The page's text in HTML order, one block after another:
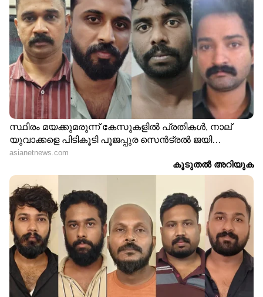
പിന്നീട് രാഷ്ട്രീയ ജീവിതത്തിലും കളിയും
രാഷ്ട്രീയവും ഇടകലർന്നു. 1960-61ലെ
തണുപ്പുകാലത്ത് പാക് ക്രിക്കറ്റ് ടീം ടെസ്റ്റ്
സീരീസിനായി ഇന്ത്യയിലെത്തി. പാക് ടീമിന്റെ
ഇന്ത്യയിലേക്കുള്ള രണ്ടാംവരവായിരുന്നു അത്.
അഞ്ച് കളികളിലും സമനില. ഇരുടീമുകൾക്കും
നെഹ്റുവിന്റെ ആശംസയെത്തി. പാക്
ടീമിനെയും ഇന്ത്യൻ സന്ദർശനത്തെയും
എടുത്തുപറഞ്ഞായിരുന്നു ആസംശ.
കളിക്കിടെ ചില അനിഷ്‍ട സംഭവങ്ങളുണ്ടായി.
ഇന്ത്യൻ കളിക്കാർ ഫീൽഡ് ചെയ്യുമ്പോൾ
ആൾക്കൂട്ടത്തിൽനിന്നും
ആക്രോശങ്ങളുയർന്നു.